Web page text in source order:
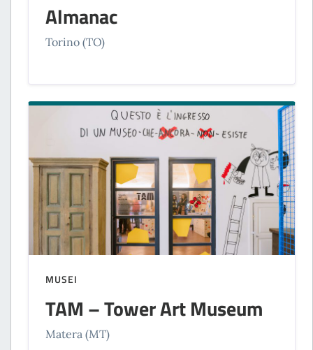
Almanac
Torino (TO)
MUSEI
TAM – Tower Art Museum
Matera (MT)